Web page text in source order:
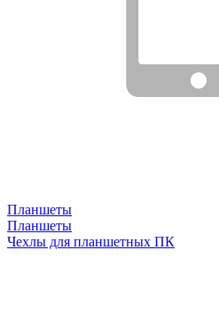
Планшеты
Планшеты
Чехлы для планшетных ПК